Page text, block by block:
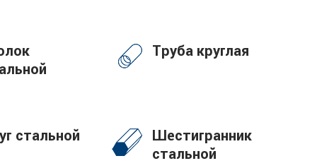
Труба круглая
стальной
Шестигранник
стальной